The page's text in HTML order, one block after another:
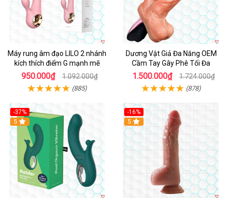
Máy rung âm đạo LILO 2 nhánh
kích thích điểm G mạnh mẽ
950.000₫ 1.092.000₫
(885)
Dương Vật Giả Đa Năng OEM
Cầm Tay Gây Phê Tối Đa
1.500.000₫ 1.724.000₫
(878)
-37%
Hot
5
-16%
Hot
5